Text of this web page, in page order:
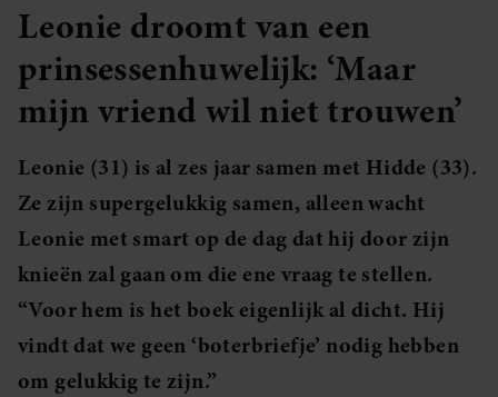
Leonie droomt van een
prinsessenhuwelijk: ‘Maar
mijn vriend wil niet trouwen’
Leonie (31) is al zes jaar samen met Hidde (33).
Ze zijn supergelukkig samen, alleen wacht
Leonie met smart op de dag dat hij door zijn
knieën zal gaan om die ene vraag te stellen.
“Voor hem is het boek eigenlijk al dicht. Hij
vindt dat we geen ‘boterbriefje’ nodig hebben
om gelukkig te zijn.”